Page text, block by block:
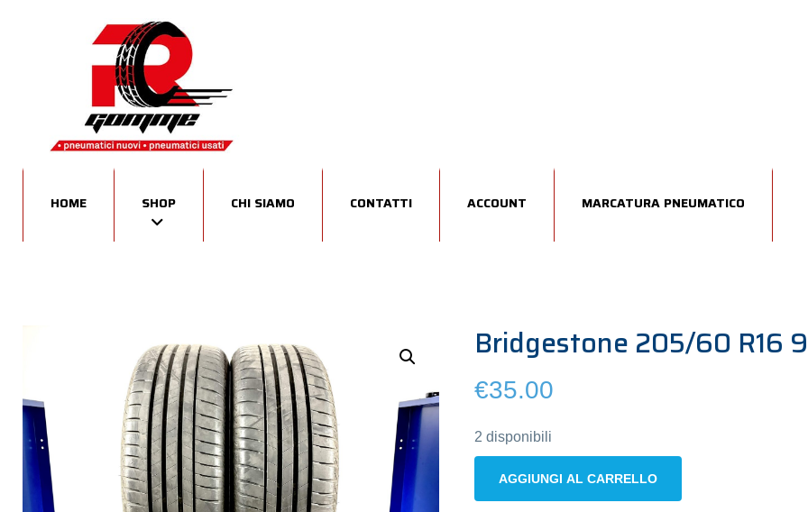
HOME SHOP CHI SIAMO CONTATTI ACCOUNT MARCATURA PNEUMATICO
Bridgestone 205/60 R16
€35.00
2 disponibili
AGGIUNGI AL CARRELLO